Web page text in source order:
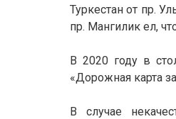
Туркестан от пр.
пр. Мангилик ел,
В 2020 году в
«Дорожная карта
В случае